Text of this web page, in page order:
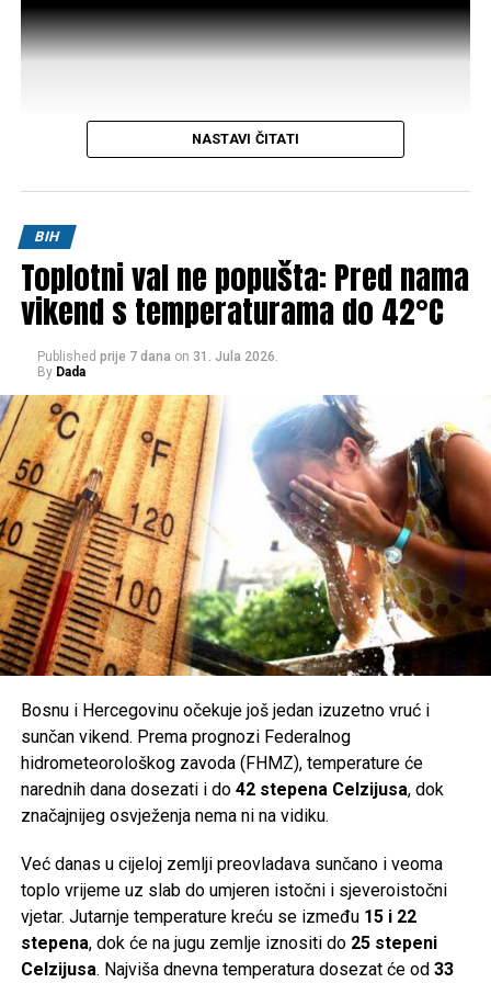
Tweet Share
Mail
NASTAVI ČITATI
BIH
Toplotni val ne popušta: Pred nama
vikend s temperaturama do 42°C
Published prije 7 dana on 31. Jula 2026.
By Dada
Bosnu i Hercegovinu očekuje još jedan izuzetno vruć i
sunčan vikend. Prema prognozi Federalnog
hidrometeorološkog zavoda (FHMZ), temperature će
narednih dana dosezati i do 42 stepena Celzijusa, dok
značajnijeg osvježenja nema ni na vidiku.
Već danas u cijeloj zemlji preovladava sunčano i veoma
toplo vrijeme uz slab do umjeren istočni i sjeveroistočni
vjetar. Jutarnje temperature kreću se između 15 i 22
stepena, dok će na jugu zemlje iznositi do 25 stepeni
Celzijusa. Najviša dnevna temperatura dosezat će od 33